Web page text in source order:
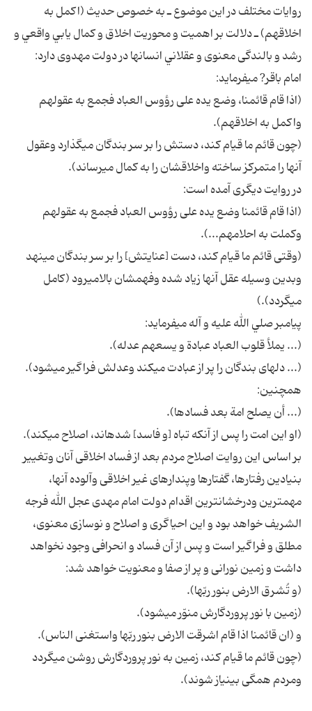
روايات مختلف در اين موضوع ـ به خصوص حديث (اكمل به
اخلاقهم) ـ دلالت بر اهميت و محوريت اخلاق و كمال يابي واقعي و
رشد و بالندگى معنوى و عقلاني انسان‏ها در دولت مهدوى دارد:
امام باقر? مى‏فرمايد:
(اذا قام قائمنا، وضع يده على رؤوس العباد فجمع به عقولهم
واكمل به اخلاقهم).
(چون قائم ما قيام كند، دستش را بر سر بندگان مى‏گذارد وعقول
آنها را متمركز ساخته واخلاقشان را به كمال مى‏رساند).
در روايت ديگرى آمده است:
(اذا قام قائمنا وضع يده على رؤوس العباد فجمع به عقولهم
وكملت به احلامهم...).
(وقتى قائم ما قيام كند، دست [عنايتش] را بر سر بندگان مى‏نهد
وبدين وسيله عقل آنها زياد شده وفهم‏شان بالامى‏رود (كامل
مى‏گردد).)
پيامبر صلي الله عليه و آله مى‏فرمايد:
(... يملأ قلوب العباد عبادة و يسعهم عدله).
(... دل‏هاى بندگان را پر از عبادت مى‏كند وعدلش فراگير مى‏شود).
همچنين:
(... أن يصلح امة بعد فسادها).
(او اين امت را پس از آنكه تباه [و فاسد] شده‏اند، اصلاح مى‏كند).
بر اساس اين روايت اصلاح مردم بعد از فساد اخلاقى آنان وتغيير
بنيادين رفتارها، گفتارها وپندارهاى غير اخلاقى وآلوده آنها،
مهم‏ترين ودرخشان‏ترين اقدام دولت امام مهدى عجل الله فرجه
الشريف خواهد بود و اين احياگرى و اصلاح و نوسازى معنوى،
مطلق و فراگير است و پس از آن فساد و انحرافى وجود نخواهد
داشت و زمين نورانى و پر از صفا و معنويت خواهد شد:
(و تُشرق الارض بنور ربّها).
(زمين با نور پروردگارش منوّر مى‏شود).
و (ان قائمنا اذا قام اشرقت الارض بنور ربّها واستغنى الناس).
(چون قائم ما قيام كند، زمين به نور پروردگارش روشن مى‏گردد
ومردم همگى بى‏نياز شوند).